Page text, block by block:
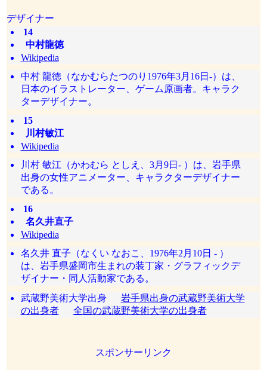
デザイナー
14
中村龍徳
Wikipedia
中村 龍徳（なかむらたつのり1976年3月16日-）は、
日本のイラストレーター、ゲーム原画者。キャラク
ターデザイナー。
15
川村敏江
Wikipedia
川村 敏江（かわむら としえ、3月9日- ）は、岩手県
出身の女性アニメーター、キャラクターデザイナー
である。
16
名久井直子
Wikipedia
名久井 直子（なくい なおこ、1976年2月10日 - ）
は、岩手県盛岡市生まれの装丁家・グラフィックデ
ザイナー・同人活動家である。
武蔵野美術大学出身 岩手県出身の武蔵野美術大学
の出身者
全国の武蔵野美術大学の出身者
スポンサーリンク